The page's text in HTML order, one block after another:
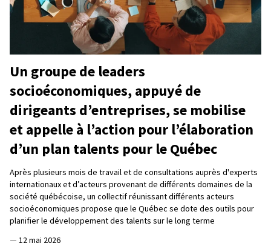
Un groupe de leaders
socioéconomiques, appuyé de
dirigeants d’entreprises, se mobilise
et appelle à l’action pour l’élaboration
d’un plan talents pour le Québec
Après plusieurs mois de travail et de consultations auprès d'experts
internationaux et d’acteurs provenant de différents domaines de la
société québécoise, un collectif réunissant différents acteurs
socioéconomiques propose que le Québec se dote des outils pour
planifier le développement des talents sur le long terme
— 12 mai 2026